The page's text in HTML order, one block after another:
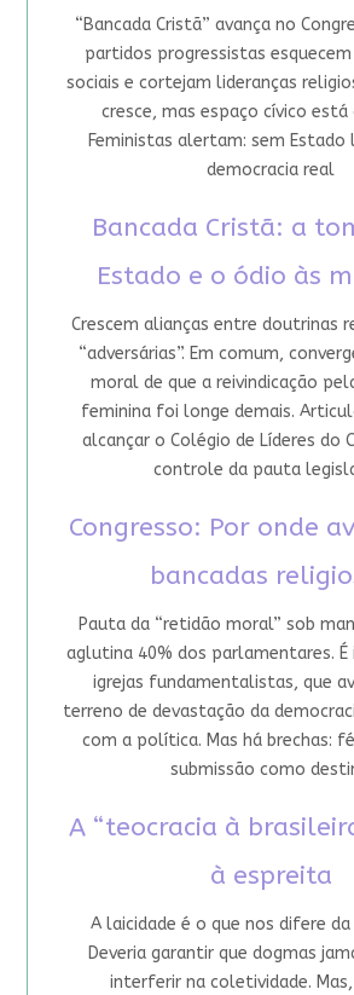
“Bancada Cristã” avança no
partidos progressistas
sociais e cortejam lideranças
cresce, mas espaço cívico está
Feministas alertam: sem Estado
democracia real
Bancada Cristã: a
Estado e o ódio às
Crescem alianças entre doutrinas
“adversárias”. Em comum,
moral de que a reivindicação
feminina foi longe demais.
alcançar o Colégio de Líderes do
controle da pauta
Congresso: Por onde
bancadas
Pauta da “retidão moral” sob
aglutina 40% dos parlamentares. É
igrejas fundamentalistas, que
terreno de devastação da
com a política. Mas há brechas:
submissão como
A “teocracia à
à espreita
A laicidade é o que nos difere da
Deveria garantir que dogmas
interferir na coletividade.